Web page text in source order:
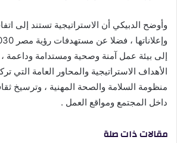
وأوضح الدبيكي أن الاستراتيجية تستند إلى
إلى بيئة عمل آمنة وصحية ومستدامة
الأهداف الاستراتيجية والمحاور العامة التي
منظومة السلامة والصحة المهنية ، وترسيخ
داخل المجتمع ومواقع العمل .
مقالات ذات صلة